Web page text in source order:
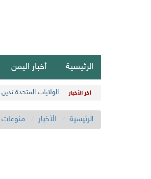
الرئيسية أخبار اليمن
آخر الأخبار الولايات المتحدة
الرئيسية الأخبار منوعات